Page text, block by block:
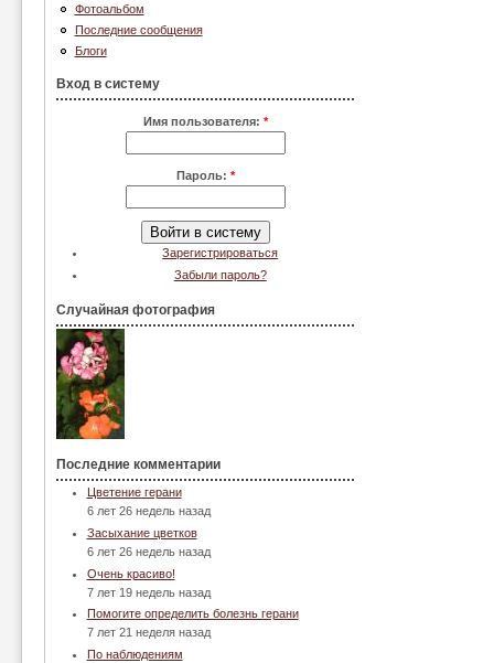
Фотоальбом
Последние сообщения
Блоги
Вход в систему
Имя пользователя: *
Пароль: *
Зарегистрироваться
Забыли пароль?
Случайная фотография
Последние комментарии
Цветение герани
6 лет 26 недель назад
Засыхание цветков
6 лет 26 недель назад
Очень красиво!
7 лет 19 недель назад
Помогите определить болезнь герани
7 лет 21 неделя назад
По наблюдениям